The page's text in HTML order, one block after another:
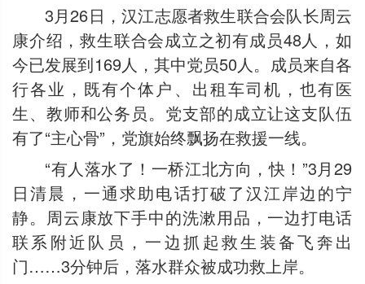
3月26日，汉江志愿者救生联合会队长周云
康介绍，救生联合会成立之初有成员48人，如
今已发展到169人，其中党员50人。成员来自各
行各业，既有个体户、出租车司机，也有医
生、教师和公务员。党支部的成立让这支队伍
有了“主心骨”，党旗始终飘扬在救援一线。
“有人落水了！一桥江北方向，快！”3月29
日清晨，一通求助电话打破了汉江岸边的宁
静。周云康放下手中的洗漱用品，一边打电话
联系附近队员，一边抓起救生装备飞奔出
门……3分钟后，落水群众被成功救上岸。